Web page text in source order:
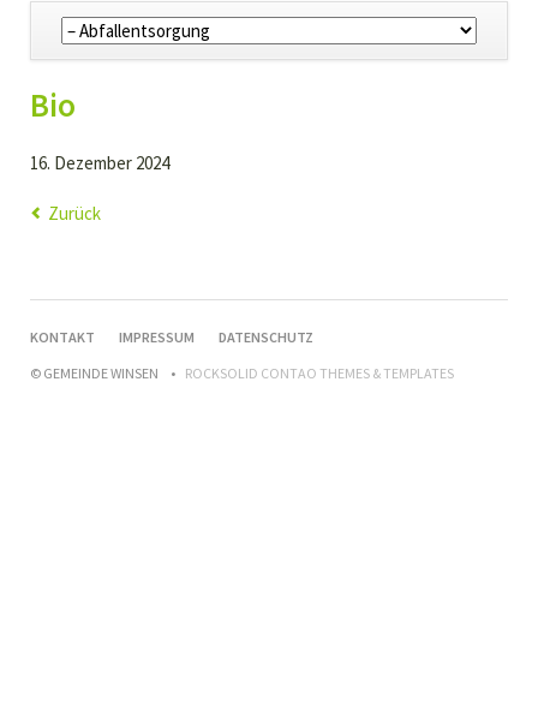
Navigation
überspringen
Bio
16. Dezember 2024
Zurück
NAVIGATION
KONTAKT IMPRESSUM
DATENSCHUTZ
© GEMEINDE WINSEN
ROCKSOLID CONTAO THEMES & TEMPLATES